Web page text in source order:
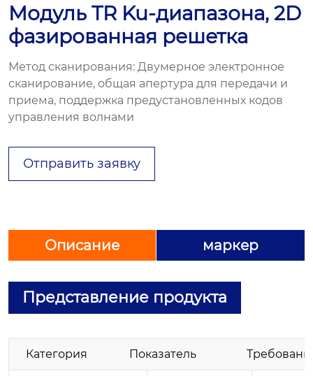
Модуль TR Ku-диапазона, 2D
фазированная решетка
Метод сканирования: Двумерное электронное
сканирование, общая апертура для передачи и
приема, поддержка предустановленных кодов
управления волнами
Отправить заявку
Описание маркер
Представление продукта
Категория Показатель Требования к